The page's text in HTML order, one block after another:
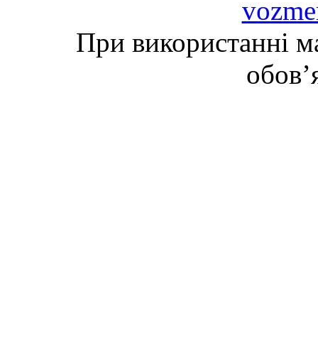
При використанні